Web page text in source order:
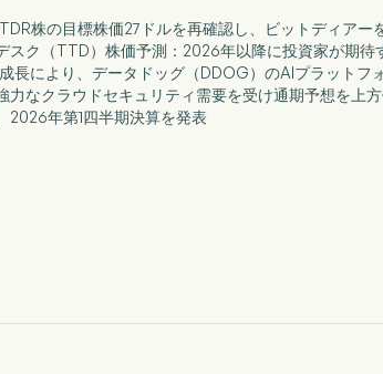
株の目標株価27ドルを再確認し、ビットディアー
スク（TTD）株価予測：2026年以降に投資家が期待
長により、データドッグ（DDOG）のAIプラットフ
力なクラウドセキュリティ需要を受け通期予想を上
2026年第1四半期決算を発表